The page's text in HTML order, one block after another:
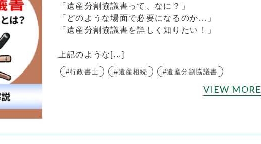
「遺産分割協議書って、なに？」
「どのような場面で必要になるのか…」
「遺産分割協議書を詳しく知りたい！」
上記のような[...]
行政書士 遺産相続 遺産分割協議書
VIEW MORE